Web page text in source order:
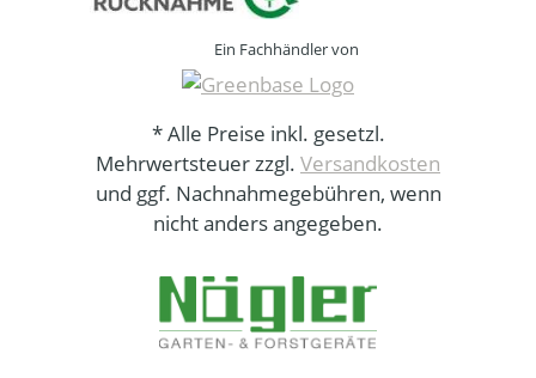
Ein Fachhändler von
* Alle Preise inkl. gesetzl.
Mehrwertsteuer zzgl. Versandkosten
und ggf. Nachnahmegebühren, wenn
nicht anders angegeben.